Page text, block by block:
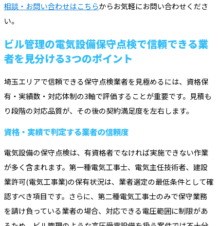
相談・お問い合わせはこちらからお気軽にお問い合わせくださ
い。
ビル管理の電気設備保守点検で信頼できる業
者を見分ける3つのポイント
埼玉エリアで信頼できる保守点検業者を見極めるには、資格保
有・実績数・対応体制の3軸で評価することが重要です。見積も
り段階の対応品質が、その後の契約満足度を左右します。
資格・実績で判定する業者の信頼度
電気設備の保守点検は、有資格者でなければ実施できない作業
が多く含まれます。第一種電気工事士、電気主任技術者、建設
業許可(電気工事業)の保有状況は、業者選定の最低条件として確
認すべき項目です。さらに、第二種電気工事士のみで保守業務
を請け負っている業者の場合、対応できる電圧範囲に制限があ